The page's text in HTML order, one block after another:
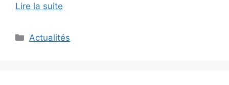
Lire la suite
Catégories
Actualités